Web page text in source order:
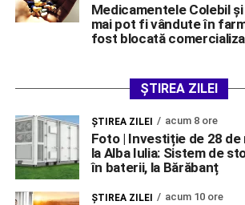
Medicamentele Colebil
mai pot fi vândute în
fost blocată
ȘTIREA ZILEI
ŞTIREA ZILEI acum 8 ore
Foto | Investiție de 28 de
la Alba Iulia: Sistem de
în baterii, la Bărăbanț
ŞTIREA ZILEI acum 10 ore